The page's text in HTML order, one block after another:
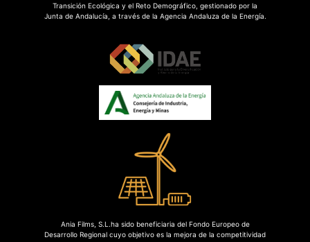
Transición Ecológica y el Reto Demográfico, gestionado por la
Junta de Andalucía, a través de la Agencia Andaluza de la Energía.
Ania Films, S.L.ha sido beneficiaria del Fondo Europeo de
Desarrollo Regional cuyo objetivo es la mejora de la competitividad